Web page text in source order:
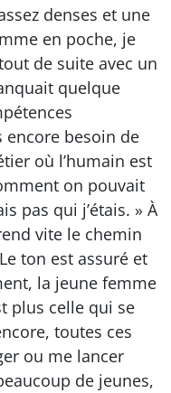
denses et une
en poche, je
de suite avec un
quelque
encore besoin de
où l’humain est
on pouvait
pas qui j’étais. » À
vite le chemin
ton est assuré et
la jeune femme
plus celle qui se
toutes ces
ou me lancer
de jeunes,